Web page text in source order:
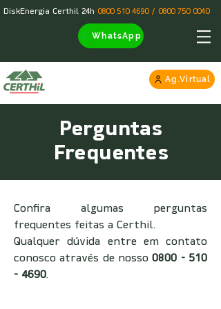
DiskEnergia Certhil 24h 0800 510 4690/ 0800 750 0040
WhatsApp
Ag.Virtual
Perguntas
Frequentes
Confira algumas perguntas
frequentes feitas a Certhil.
Qualquer dúvida entre em contato
conosco através de nosso0800 - 510
- 4690.